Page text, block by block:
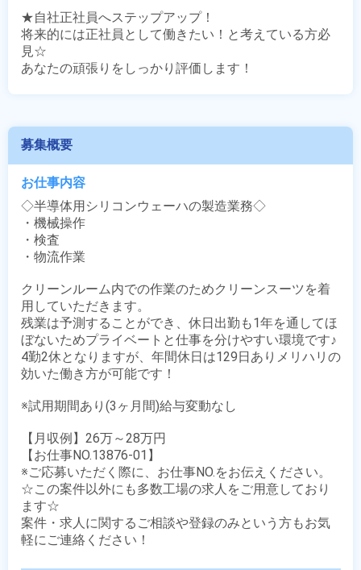
★自社正社員へステップアップ！
将来的には正社員として働きたい！と考えている方必
見☆
あなたの頑張りをしっかり評価します！
募集概要
お仕事内容
◇半導体用シリコンウェーハの製造業務◇
・機械操作
・検査
・物流作業
クリーンルーム内での作業のためクリーンスーツを着
用していただきます。
残業は予測することができ、休日出勤も1年を通してほ
ぼないためプライベートと仕事を分けやすい環境です♪
4勤2休となりますが、年間休日は129日ありメリハリの
効いた働き方が可能です！
※試用期間あり(3ヶ月間)給与変動なし
【月収例】26万～28万円
【お仕事NO.13876-01】
※ご応募いただく際に、お仕事NO.をお伝えください。
☆この案件以外にも多数工場の求人をご用意しており
ます☆
案件・求人に関するご相談や登録のみという方もお気
軽にご連絡ください！